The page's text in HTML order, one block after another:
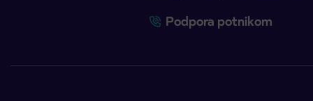
Podpora potnikom